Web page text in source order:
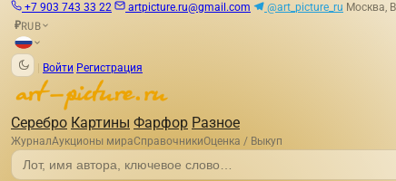
+7 903 743 33 22 artpicture.ru@gmail.com @art_picture_ru Москва,
₽RUB
Войти Регистрация
Серебро Картины Фарфор Разное
ЖурналАукционы мираСправочникиОценка / Выкуп